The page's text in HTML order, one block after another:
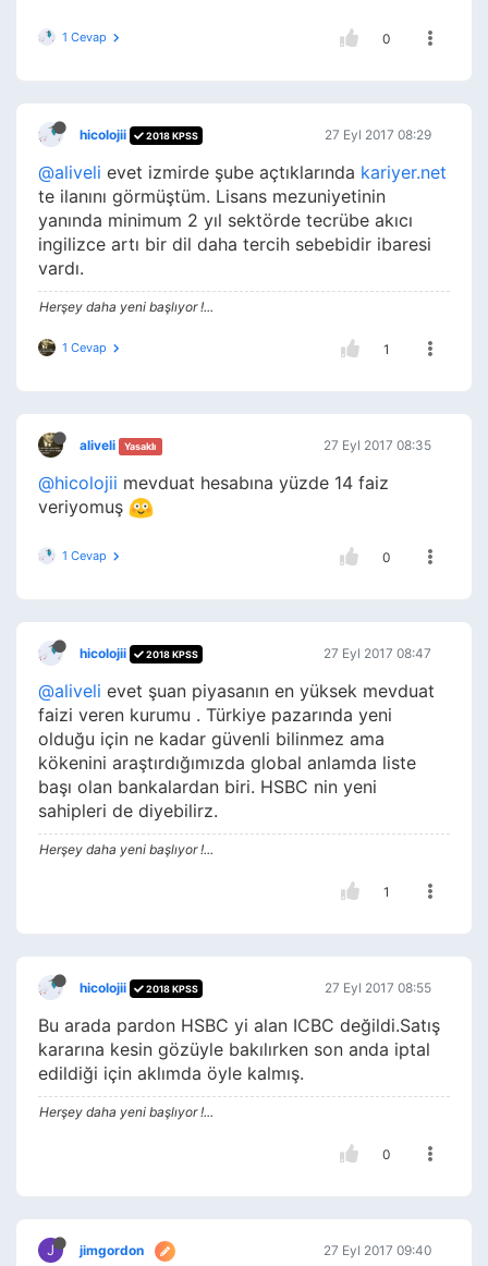
1 Cevap 0
hicolojii 2018 KPSS 27 Eyl 2017 08:29
@aliveli evet izmirde şube açtıklarında kariyer.net
te ilanını görmüştüm. Lisans mezuniyetinin
yanında minimum 2 yıl sektörde tecrübe akıcı
ingilizce artı bir dil daha tercih sebebidir ibaresi
vardı.
Herşey daha yeni başlıyor !...
1 Cevap 1
aliveli Yasaklı 27 Eyl 2017 08:35
@hicolojii mevduat hesabına yüzde 14 faiz
veriyomuş
1 Cevap 0
hicolojii 2018 KPSS 27 Eyl 2017 08:47
@aliveli evet şuan piyasanın en yüksek mevduat
faizi veren kurumu . Türkiye pazarında yeni
olduğu için ne kadar güvenli bilinmez ama
kökenini araştırdığımızda global anlamda liste
başı olan bankalardan biri. HSBC nin yeni
sahipleri de diyebilirz.
Herşey daha yeni başlıyor !...
1
hicolojii 2018 KPSS 27 Eyl 2017 08:55
Bu arada pardon HSBC yi alan ICBC değildi.Satış
kararına kesin gözüyle bakılırken son anda iptal
edildiği için aklımda öyle kalmış.
Herşey daha yeni başlıyor !...
0
J jimgordon 27 Eyl 2017 09:40